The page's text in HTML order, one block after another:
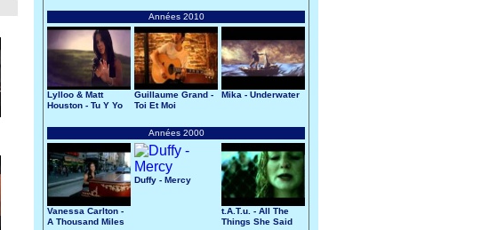
Années 2010
Lylloo & Matt
Houston - Tu Y Yo
Guillaume Grand -
Toi Et Moi
Mika - Underwater
Années 2000
Vanessa Carlton -
A Thousand Miles
Duffy - Mercy
t.A.T.u. - All The
Things She Said